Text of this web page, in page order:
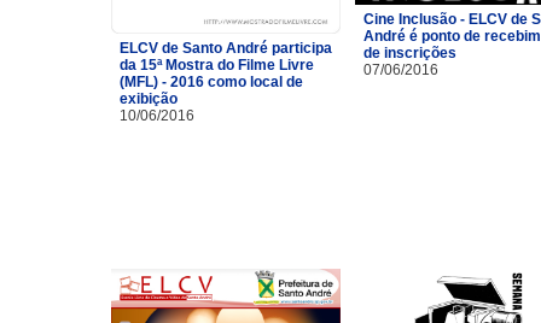
ELCV de Santo André participa
da 15ª Mostra do Filme Livre
(MFL) - 2016 como local de
exibição
10/06/2016
Cine Inclusão - ELCV de
André é ponto de
de inscrições
07/06/2016